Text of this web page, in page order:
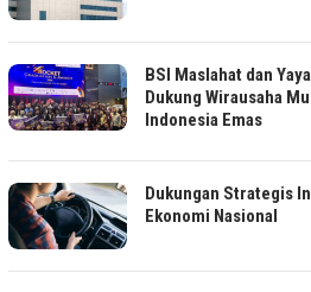
BSI Maslahat dan
Dukung Wirausaha
Indonesia Emas
Dukungan Strategis
Ekonomi Nasional